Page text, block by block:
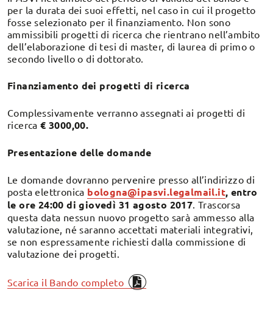
per la durata dei suoi effetti, nel caso in cui il progetto
fosse selezionato per il finanziamento. Non sono
ammissibili progetti di ricerca che rientrano nell’ambito
dell’elaborazione di tesi di master, di laurea di primo o
secondo livello o di dottorato.
Finanziamento dei progetti di ricerca
Complessivamente verranno assegnati ai progetti di
ricerca€ 3000,00.
Presentazione delle domande
Le domande dovranno pervenire presso all’indirizzo di
posta elettronica bologna@ipasvi.legalmail.it, entro
le ore 24:00 di giovedì 31 agosto 2017. Trascorsa
questa data nessun nuovo progetto sarà ammesso alla
valutazione, né saranno accettati materiali integrativi,
se non espressamente richiesti dalla commissione di
valutazione dei progetti.
Scarica il Bando completo